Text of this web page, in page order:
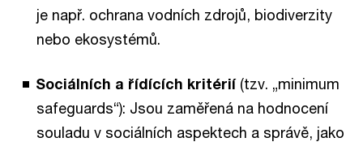
je např. ochrana vodních zdrojů, biodiverzity
nebo ekosystémů.
Sociálních a řídících kritérií(tzv. „minimum
safeguards“): Jsou zaměřená na hodnocení
souladu v sociálních aspektech a správě, jako